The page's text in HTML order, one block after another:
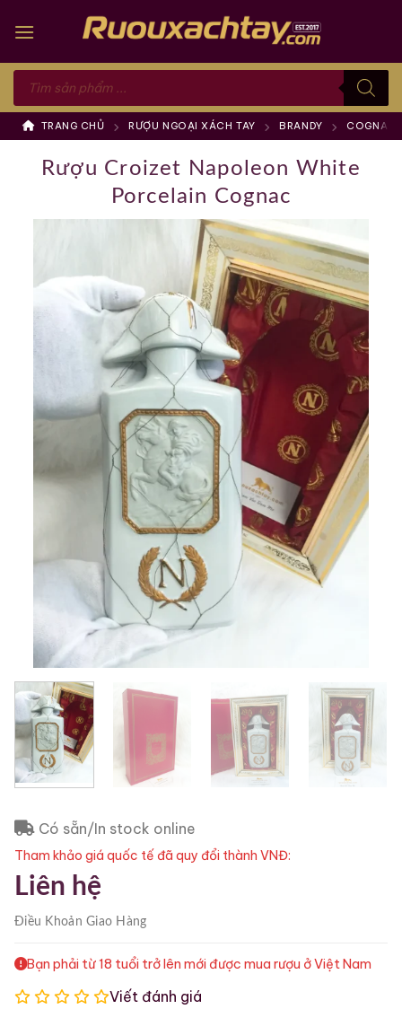
Tìm
kiếm
phẩm
TRANG CHỦ RƯỢU NGOẠI XÁCH TAY BRANDY COGNAC
Rượu Croizet Napoleon White
Porcelain Cognac
Có sẵn/In stock online
Tham khảo giá quốc tế đã quy đổi thành VNĐ:
Liên hệ
Điều KhoảnGiao Hàng
Bạn phải từ 18 tuổi trở lên mới được mua rượu ở Việt Nam
Viết đánh giá